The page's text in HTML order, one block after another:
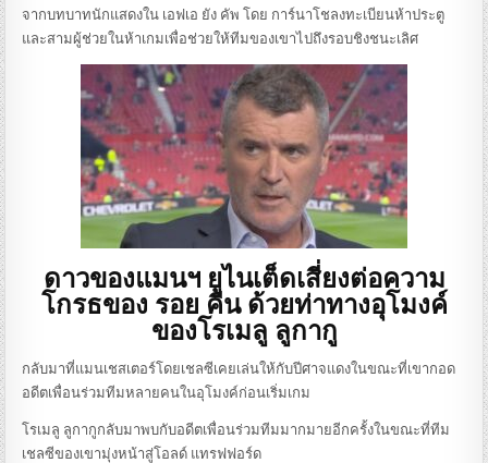
จากบทบาทนักแสดงใน เอฟเอ ยัง คัพ โดย การ์นาโชลงทะเบียนห้าประตู
และสามผู้ช่วยในห้าเกมเพื่อช่วยให้ทีมของเขาไปถึงรอบชิงชนะเลิศ
ดาวของแมนฯ ยูไนเต็ดเสี่ยงต่อความ
โกรธของ รอย คีน ด้วยท่าทางอุโมงค์
ของโรเมลู ลูกากู
กลับมาที่แมนเชสเตอร์โดยเชลซีเคยเล่นให้กับปีศาจแดงในขณะที่เขากอด
อดีตเพื่อนร่วมทีมหลายคนในอุโมงค์ก่อนเริ่มเกม
โรเมลู ลูกากูกลับมาพบกับอดีตเพื่อนร่วมทีมมากมายอีกครั้งในขณะที่ทีม
เชลซีของเขามุ่งหน้าสู่โอลด์ แทรฟฟอร์ด